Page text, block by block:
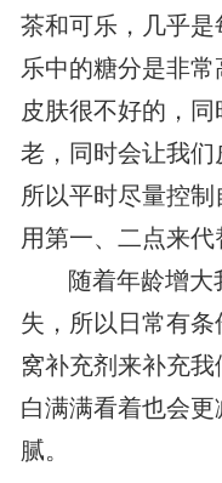
茶和可乐，几乎
乐中的糖分是非
皮肤很不好的，
老，同时会让我们
所以平时尽量控
用第一、二点来代
随着年龄增
失，所以日常有
窝补充剂来补充
白满满看着也会
腻。